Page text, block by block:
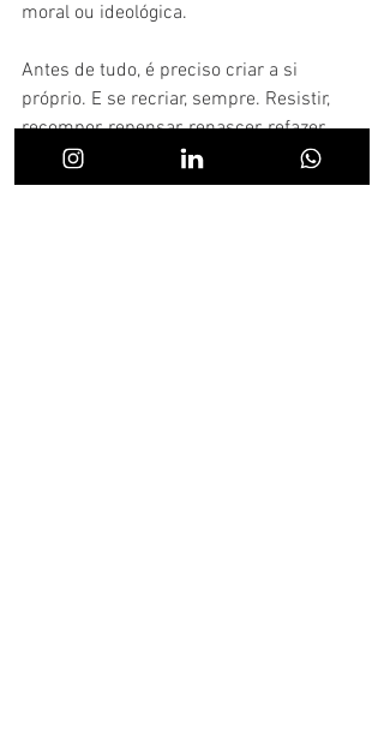
moral ou ideológica.
Antes de tudo, é preciso criar a si
próprio. E se recriar, sempre. Resistir,
recompor, repensar, renascer, refazer
são verbos inerentes.